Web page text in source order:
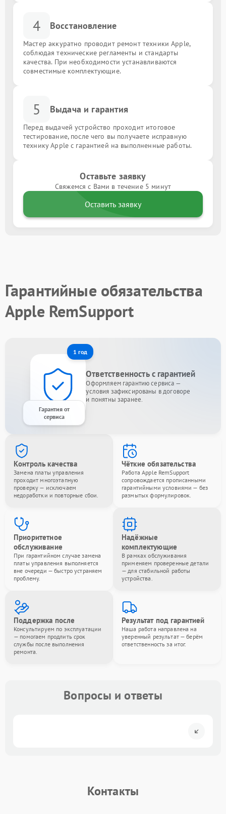
4 Восстановление
Мастер аккуратно проводит ремонт техники Apple,
соблюдая технические регламенты и стандарты
качества. При необходимости устанавливаются
совместимые комплектующие.
5 Выдача и гарантия
Перед выдачей устройство проходит итоговое
тестирование, после чего вы получаете исправную
технику Apple с гарантией на выполненные работы.
Оставьте заявку
Свяжемся с Вами в течение 5 минут
Оставить заявку
Гарантийные обязательства
Apple RemSupport
1 год
Гарантия от
сервиса
Ответственность с гарантией
Оформляем гарантию сервиса —
условия зафиксированы в договоре
и понятны заранее.
Контроль качества
Замена платы управления
проходит многоэтапную
проверку — исключаем
недоработки и повторные сбои.
Чёткие обязательства
Работа Apple RemSupport
сопровождается прописанными
гарантийными условиями — без
размытых формулировок.
Приоритетное
обслуживание
При гарантийном случае замена
платы управления выполняется
вне очереди — быстро устраняем
проблему.
Надёжные
комплектующие
В рамках обслуживания
применяем проверенные детали
— для стабильной работы
устройства.
Поддержка после
Консультируем по эксплуатации
— помогаем продлить срок
службы после выполнения
ремонта.
Результат под гарантией
Наша работа направлена на
уверенный результат — берём
ответственность за итог.
Вопросы и ответы
Контакты